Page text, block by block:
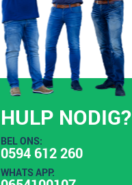
HULP NODIG?
BEL ONS:
0594 612 260
WHATS APP: